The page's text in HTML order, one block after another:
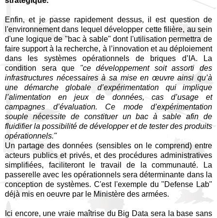
Enfin, et je passe rapidement dessus, il est question de
l'environnement dans lequel développer cette filière, au sein
d'une logique de "bac à sable" dont l'utilisation permettra de
faire support à la recherche, à l’innovation et au déploiement
dans les systèmes opérationnels de briques d’IA. La
condition sera que "ce développement soit assorti des
infrastructures nécessaires à sa mise en œuvre ainsi qu’à
une démarche globale d’expérimentation qui implique
l’alimentation en jeux de données, cas d’usage et
campagnes d’évaluation. Ce mode d’expérimentation
souple nécessite de constituer un bac à sable afin de
fluidifier la possibilité de développer et de tester des produits
opérationnels."
Un partage des données (sensibles on le comprend) entre
acteurs publics et privés, et des procédures administratives
simplifiées, faciliteront le travail de la communauté. La
passerelle avec les opérationnels sera déterminante dans la
conception de systèmes. C'est l'exemple du "Defense Lab"
déjà mis en oeuvre par le Ministère des armées.
Ici encore, une vraie maîtrise du Big Data sera la base sans